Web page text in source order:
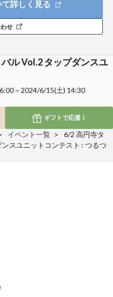
詳しく見る
せ
ル Vol.2 タップダンスユ
~ 2024/6/15(土) 14:30
ギフトで応援！
イベント一覧
6/2 高円寺タ
スユニットコンテスト : つるつ